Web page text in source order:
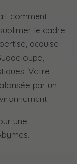
comment
le cadre
acquise
Votre
par un
une